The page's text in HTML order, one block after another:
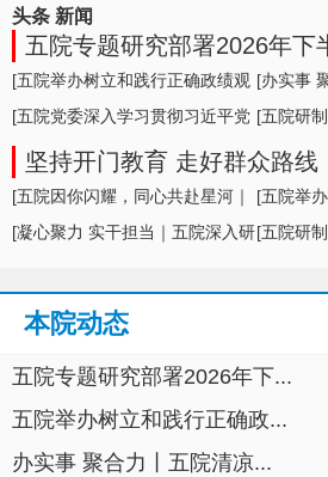
头条 新闻
五院专题研究部署2026年下
形势及举措
[五院举办树立和践行正确政绩观
学习教育专题... ]
[办实事
盛夏，
[五院党委深入学习贯彻习近平党
建思想，专题... ]
[五院研
卫星成功
坚持开门教育 走好群众路
立和践行正确政绩观学习教
[五院因你闪耀，同心共赴星河｜
五院举办20... ]
[五院举
代相传”
[凝心聚力 实干担当｜五院深入研[五院研
本院动态
五院专题研究部署2026年下...
五院举办树立和践行正确政...
办实事 聚合力丨五院清凉...